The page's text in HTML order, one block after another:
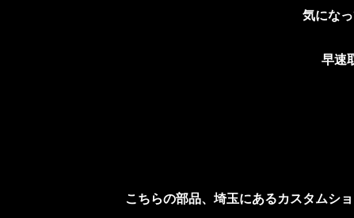
気にな
早速
こちらの部品、埼玉にあるカスタムシ